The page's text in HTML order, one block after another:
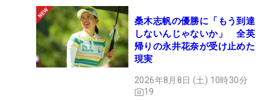
桑木志帆の優勝に「もう到達
しないんじゃないか」 全英
帰りの永井花奈が受け止めた
現実
2026年8月8日 (土) 10時30分
19